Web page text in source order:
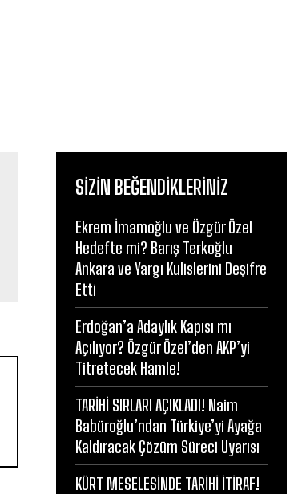
SIZIN BEĞENDIKLERINIZ
Ekrem İmamoğlu ve Özgür Özel
Hedefte mi? Barış Terkoğlu
Ankara ve Yargı Kulislerini Deşifre
Etti
Erdoğan’a Adaylık Kapısı mı
Açılıyor? Özgür Özel’den AKP’yi
Titretecek Hamle!
TARİHİ SIRLARI AÇIKLADI! Naim
Babüroğlu’ndan Türkiye’yi Ayağa
Kaldıracak Çözüm Süreci Uyarısı
KÜRT MESELESİNDE TARİHİ İTİRAF!